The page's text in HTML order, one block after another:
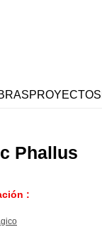
PROYECTOS
Phallus
: